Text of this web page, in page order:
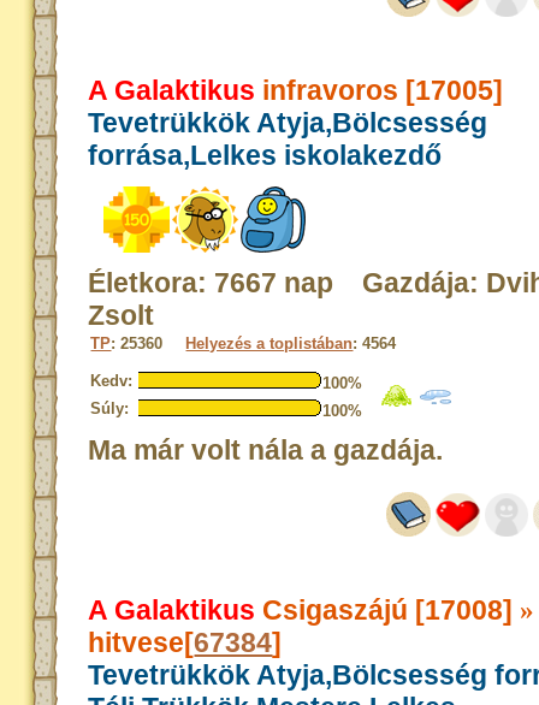
A Galaktikus infravoros [17005]
Tevetrükkök Atyja,Bölcsesség
forrása,Lelkes iskolakezdő
Életkora: 7667 nap Gazdája:
Zsolt
TP: 25360 Helyezés a toplistában: 4564
Kedv:
100%
Súly:
100%
Ma már volt nála a gazdája.
A Galaktikus Csigaszájú [17008] »
hitvese[67384]
Tevetrükkök Atyja,Bölcsesség